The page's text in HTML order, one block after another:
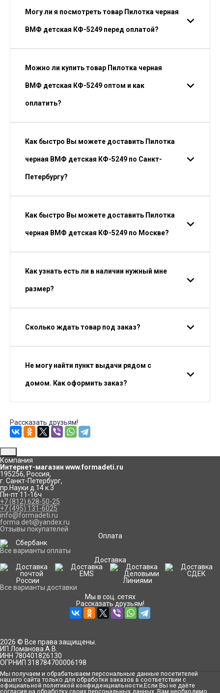
Могу ли я посмотреть товар Пилотка черная
ВМФ детская КФ-5249 перед оплатой?
Можно ли купить товар Пилотка черная
ВМФ детская КФ-5249 оптом и как
оплатить?
Как быстро Вы можете доставить Пилотка
черная ВМФ детская КФ-5249 по Санкт-
Петербургу?
Как быстро Вы можете доставить Пилотка
черная ВМФ детская КФ-5249 по Москве?
Как узнать есть ли в наличии нужный мне
размер?
Сколько ждать товар под заказ?
Не могу найти пункт выдачи рядом с
домом. Как оформить заказ?
Рассказать друзьям!
Компания
Интернет-магазин www.formadeti.ru
195256, Россия,
г. Санкт-Петербург,
пр.Науки д.14 к.3
Пн-пт 11-16ч
+7 (812) 628-50-25
+7 (495) 131-6025
info@formadeti.ru
forma.deti@yandex.ru
Отзывы покупателей
Оплата
Все варианты оплаты
Доставка
Все варианты доставки
Мы в соц. сетях
Рассказать друзьям!
2026 © Все права защищены.
ИП Ломанова А.В.
ИНН 780401826130
ОГРНИП 318784700006198
Мы получаем и обрабатываем персональные данные посетителей
нашего сайта только для обработки заказов в соответствии с
официальной политикой конфиденциальности.Если Вы не даёте
согласия на обработку своих персональных данных, Вам необходимо